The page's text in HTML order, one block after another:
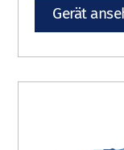
Gerät